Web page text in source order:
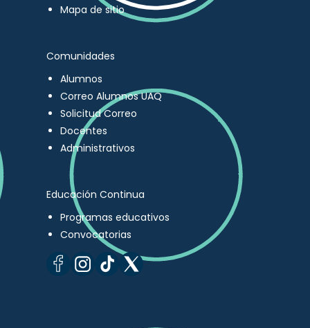
Mapa de sitio
Comunidades
Alumnos
Correo Alumnos UAQ
Solicitud Correo
Docentes
Administrativos
Educación Continua
Programas educativos
Convocatorias